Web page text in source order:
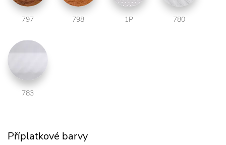
797 798 1P 780
783
Příplatkové barvy